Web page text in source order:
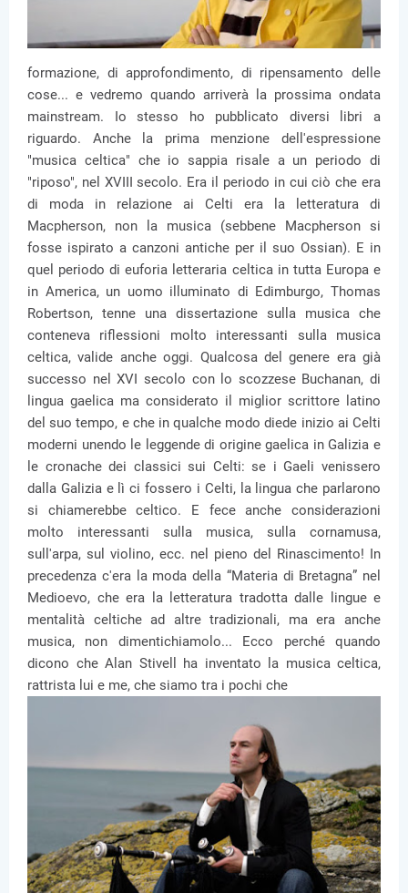
formazione, di approfondimento, di ripensamento delle
cose... e vedremo quando arriverà la prossima ondata
mainstream. Io stesso ho pubblicato diversi libri a
riguardo. Anche la prima menzione dell'espressione
"musica celtica" che io sappia risale a un periodo di
"riposo", nel XVIII secolo. Era il periodo in cui ciò che era
di moda in relazione ai Celti era la letteratura di
Macpherson, non la musica (sebbene Macpherson si
fosse ispirato a canzoni antiche per il suo Ossian). E in
quel periodo di euforia letteraria celtica in tutta Europa e
in America, un uomo illuminato di Edimburgo, Thomas
Robertson, tenne una dissertazione sulla musica che
conteneva riflessioni molto interessanti sulla musica
celtica, valide anche oggi. Qualcosa del genere era già
successo nel XVI secolo con lo scozzese Buchanan, di
lingua gaelica ma considerato il miglior scrittore latino
del suo tempo, e che in qualche modo diede inizio ai Celti
moderni unendo le leggende di origine gaelica in Galizia e
le cronache dei classici sui Celti: se i Gaeli venissero
dalla Galizia e lì ci fossero i Celti, la lingua che parlarono
si chiamerebbe celtico. E fece anche considerazioni
molto interessanti sulla musica, sulla cornamusa,
sull'arpa, sul violino, ecc. nel pieno del Rinascimento! In
precedenza c'era la moda della “Materia di Bretagna” nel
Medioevo, che era la letteratura tradotta dalle lingue e
mentalità celtiche ad altre tradizionali, ma era anche
musica, non dimentichiamolo... Ecco perché quando
dicono che Alan Stivell ha inventato la musica celtica,
rattrista lui e me, che siamo tra i pochi che